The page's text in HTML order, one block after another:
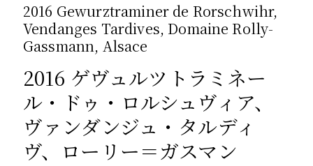
2016 Gewurztraminer de Rorschwihr,
Vendanges Tardives, Domaine Rolly-
Gassmann, Alsace
2016 ゲヴュルツトラミネー
ル・ドゥ・ロルシュヴィア、
ヴァンダンジュ・タルディ
ヴ、ローリー＝ガスマン